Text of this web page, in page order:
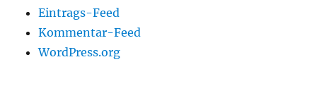
Eintrags-Feed
Kommentar-Feed
WordPress.org